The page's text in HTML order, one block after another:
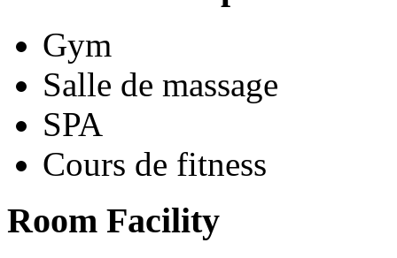
Gym
Salle de massage
SPA
Cours de fitness
Room Facility